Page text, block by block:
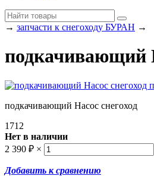
→ запчасти к снегоходу БУРАН →
подкачивающий
подкачивающий Насос снегоход
1712
Нет в наличии
2 390 ₽ ×
Добавить к сравнению